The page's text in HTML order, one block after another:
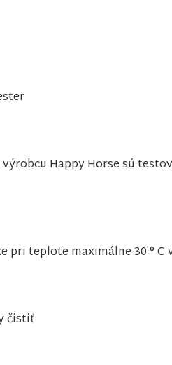
Happy Horse sú
pri teplote maximálne 30 °
čistiť